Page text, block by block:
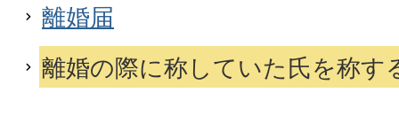
離婚届
離婚の際に称していた氏を称す